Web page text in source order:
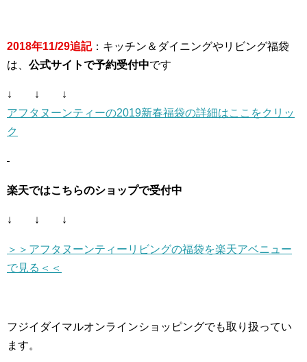
2018年11/29追記：キッチン＆ダイニングやリビング福袋
は、 公式サイトで予約受付中です
↓ ↓ ↓
アフタヌーンティーの2019新春福袋の詳細はここをクリッ
ク
楽天ではこちらのショップで受付中
↓ ↓ ↓
＞＞アフタヌーンティーリビングの福袋を楽天アベニュー
で見る＜＜
フジイダイマルオンラインショッピングでも取り扱ってい
ます。